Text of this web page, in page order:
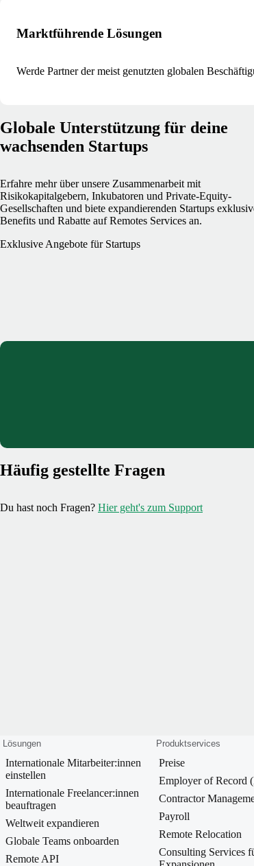
Marktführende Lösungen
Werde Partner der meist genutzten globalen
Globale Unterstützung für deine
wachsenden Startups
Erfahre mehr über unsere Zusammenarbeit mit
Risikokapitalgebern, Inkubatoren und Private-Equity-
Gesellschaften und biete expandierenden Startups
Benefits und Rabatte auf Remotes Services an.
Exklusive Angebote für Startups
Häufig gestellte Fragen
Du hast noch Fragen? Hier geht's zum Support
Lösungen
Internationale Mitarbeiter:innen
einstellen
Internationale Freelancer:innen
beauftragen
Weltweit expandieren
Globale Teams onboarden
Remote API
Produktservices
Preise
Employer of Record
Contractor
Payroll
Remote Relocation
Consulting Services